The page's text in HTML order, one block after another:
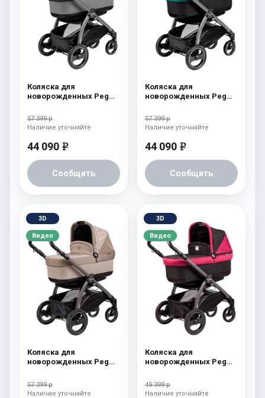
Коляска для
новорожденных Peg
(шасси White/Black)
atmosphere
57 399 р
44 090 e
Сообщить
Наличие уточняйте
Коляска для
новорожденных Peg
(шасси White/Black)
aquamarine
57 399 р
44 090 e
Сообщить
Наличие уточняйте
3D
Видео
Коляска для
новорожденных Peg
(шасси White/Black)
Cream
57 399 р
Наличие уточняйте
3D
Видео
Коляска для
новорожденных Peg
(шасси White/Black)
Fleur
49 399 р
Наличие уточняйте